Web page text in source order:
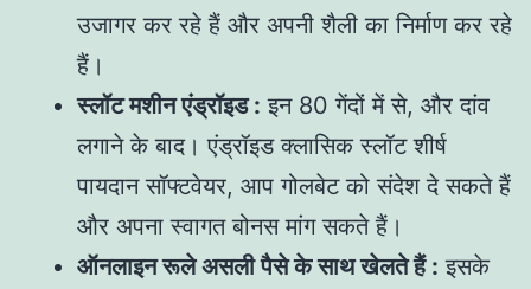
उजागर कर रहे हैं और अपनी शैली का निर्माण कर रहे
हैं।
स्लॉट मशीन एंड्रॉइड : इन 80 गेंदों में से, और दांव
लगाने के बाद। एंड्रॉइड क्लासिक स्लॉट शीर्ष
पायदान सॉफ्टवेयर, आप गोलबेट को संदेश दे सकते हैं
और अपना स्वागत बोनस मांग सकते हैं।
ऑनलाइन रूले असली पैसे के साथ खेलते हैं : इसके